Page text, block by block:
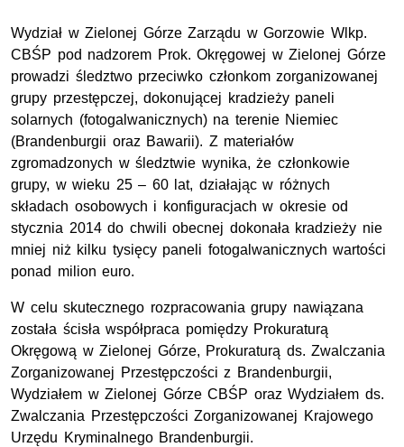
Wydział w Zielonej Górze Zarządu w Gorzowie Wlkp.
CBŚP pod nadzorem Prok. Okręgowej w Zielonej Górze
prowadzi śledztwo przeciwko członkom zorganizowanej
grupy przestępczej, dokonującej kradzieży paneli
solarnych (fotogalwanicznych) na terenie Niemiec
(Brandenburgii oraz Bawarii). Z materiałów
zgromadzonych w śledztwie wynika, że członkowie
grupy, w wieku 25 – 60 lat, działając w różnych
składach osobowych i konfiguracjach w okresie od
stycznia 2014 do chwili obecnej dokonała kradzieży nie
mniej niż kilku tysięcy paneli fotogalwanicznych wartości
ponad milion euro.
W celu skutecznego rozpracowania grupy nawiązana
została ścisła współpraca pomiędzy Prokuraturą
Okręgową w Zielonej Górze, Prokuraturą ds. Zwalczania
Zorganizowanej Przestępczości z Brandenburgii,
Wydziałem w Zielonej Górze CBŚP oraz Wydziałem ds.
Zwalczania Przestępczości Zorganizowanej Krajowego
Urzędu Kryminalnego Brandenburgii.